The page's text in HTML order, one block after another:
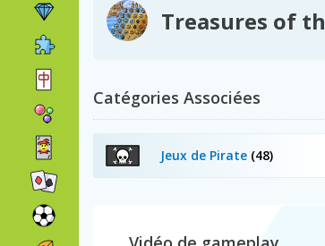
Treasures of
Catégories Associées
Jeux de Pirate (48)